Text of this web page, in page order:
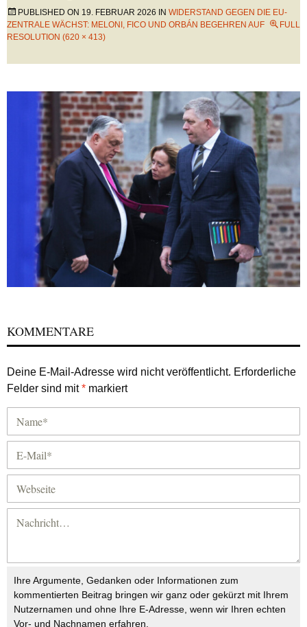
PUBLISHED ON 19. FEBRUAR 2026 IN WIDERSTAND GEGEN DIE EU-
ZENTRALE WÄCHST: MELONI, FICO UND ORBÁN BEGEHREN AUF
FULL
RESOLUTION (620 × 413)
KOMMENTARE
Deine E-Mail-Adresse wird nicht veröffentlicht. Erforderliche
Felder sind mit* markiert
Ihre Argumente, Gedanken oder Informationen zum
kommentierten Beitrag bringen wir ganz oder gekürzt mit Ihrem
Nutzernamen und ohne Ihre E-Adresse, wenn wir Ihren echten
Vor- und Nachnamen erfahren.